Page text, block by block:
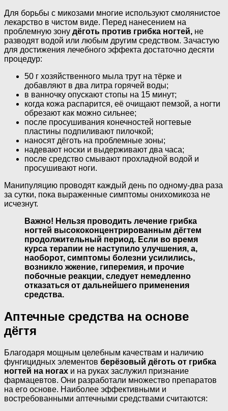
Для борьбы с микозами многие используют смолянистое
лекарство в чистом виде. Перед нанесением на
проблемную зону дёготь против грибка ногтей, не
разводят водой или любым другим средством. Зачастую
для достижения лечебного эффекта достаточно десяти
процедур:
50 г хозяйственного мыла трут на тёрке и
добавляют в два литра горячей воды;
в ванночку опускают стопы на 15 минут;
когда кожа распарится, её очищают пемзой, а ногти
обрезают как можно сильнее;
после просушивания конечностей ногтевые
пластины подпиливают пилочкой;
наносят дёготь на проблемные зоны;
надевают носки и выдерживают два часа;
после средство смывают прохладной водой и
просушивают ноги.
Манипуляцию проводят каждый день по одному-два раза
за сутки, пока выраженные симптомы онихомикоза не
исчезнут.
Важно! Нельзя проводить лечение грибка
ногтей высококонцентрированным дёгтем
продолжительный период. Если во время
курса терапии не наступило улучшения, а,
наоборот, симптомы болезни усилились,
возникло жжение, гиперемия, и прочие
побочные реакции, следует немедленно
отказаться от дальнейшего применения
средства.
Аптечные средства на основе
дёгтя
Благодаря мощным целебным качествам и наличию
фунгицидных элементов берёзовый дёготь от грибка
ногтей на ногах и на руках заслужил признание
фармацевтов. Они разработали множество препаратов
на его основе. Наиболее эффективными и
востребованными аптечными средствами считаются: